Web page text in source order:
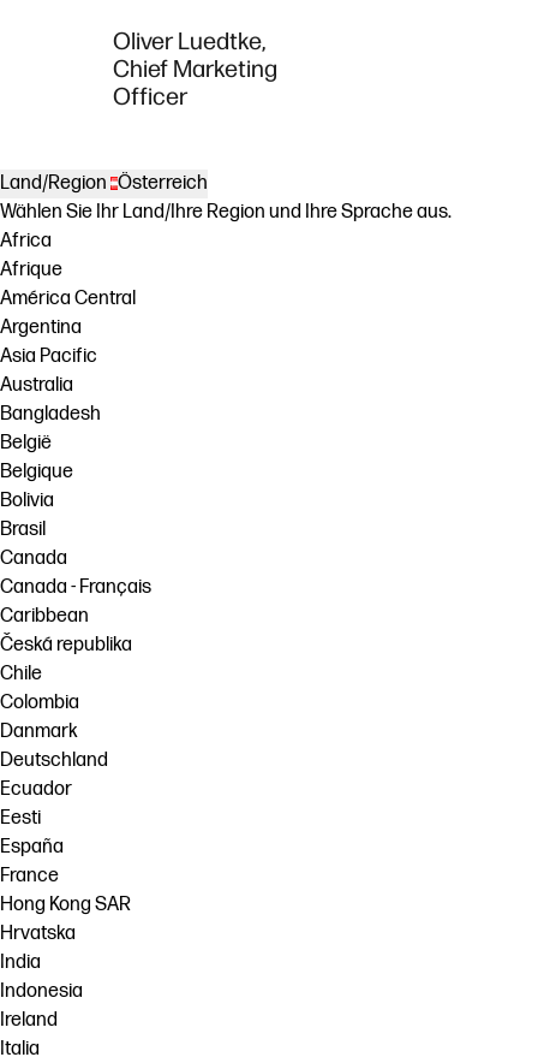
Oliver Luedtke,
Chief Marketing
Officer
Land/Region Österreich
Wählen Sie Ihr Land/Ihre Region und Ihre Sprache aus.
Africa
Afrique
América Central
Argentina
Asia Pacific
Australia
Bangladesh
België
Belgique
Bolivia
Brasil
Canada
Canada - Français
Caribbean
Česká republika
Chile
Colombia
Danmark
Deutschland
Ecuador
Eesti
España
France
Hong Kong SAR
Hrvatska
India
Indonesia
Ireland
Italia